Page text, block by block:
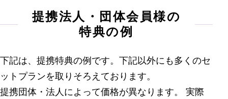
提携法人・団体会員様の
特典の例
下記は、提携特典の例です。下記以外にも多くのセ
ットプランを取りそろえております。
提携団体・法人によって価格が異なります。 実際